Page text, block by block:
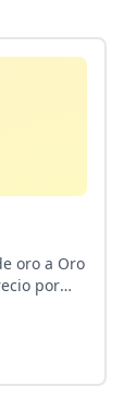
oro a Oro
por
su
servicio